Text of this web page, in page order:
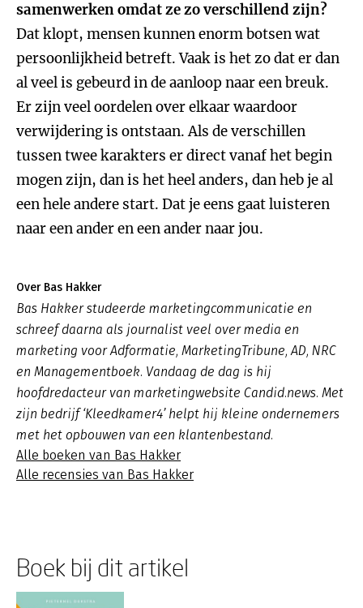
samenwerken omdat ze zo verschillend zijn?
Dat klopt, mensen kunnen enorm botsen wat
persoonlijkheid betreft. Vaak is het zo dat er dan
al veel is gebeurd in de aanloop naar een breuk.
Er zijn veel oordelen over elkaar waardoor
verwijdering is ontstaan. Als de verschillen
tussen twee karakters er direct vanaf het begin
mogen zijn, dan is het heel anders, dan heb je al
een hele andere start. Dat je eens gaat luisteren
naar een ander en een ander naar jou.
Over Bas Hakker
Bas Hakker studeerde marketingcommunicatie en
schreef daarna als journalist veel over media en
marketing voor Adformatie, MarketingTribune, AD, NRC
en Managementboek. Vandaag de dag is hij
hoofdredacteur van marketingwebsite Candid.news. Met
zijn bedrijf ‘Kleedkamer4’ helpt hij kleine ondernemers
met het opbouwen van een klantenbestand.
Alle boeken van Bas Hakker
Alle recensies van Bas Hakker
Boek bij dit artikel